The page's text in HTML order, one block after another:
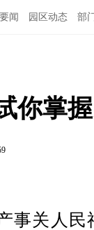
闻 园区动态 部
你掌
事关‌人